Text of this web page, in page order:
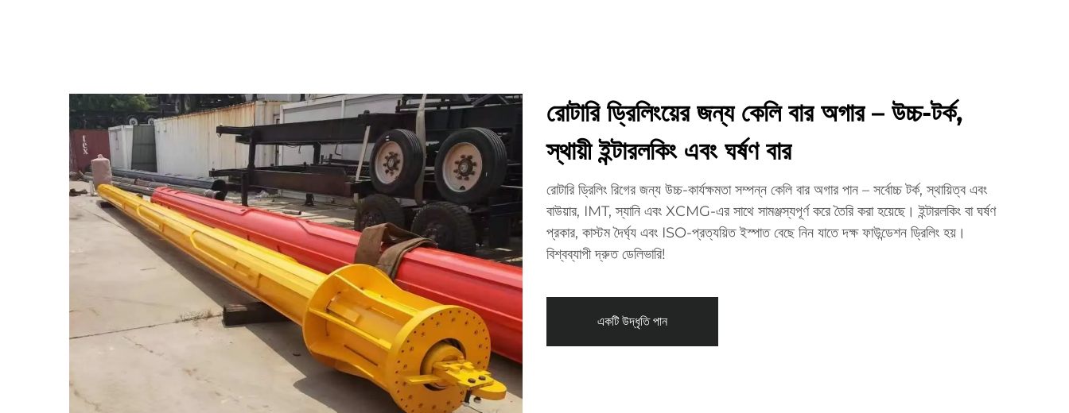
রোটারি ড্রিলিংয়ের জন্য কেলি বার অগার – উচ্চ-টর্ক,
স্থায়ী ইন্টারলকিং এবং ঘর্ষণ বার
রোটারি ড্রিলিং রিগের জন্য উচ্চ-কার্যক্ষমতা সম্পন্ন কেলি বার অগার পান – সর্বোচ্চ টর্ক, স্থায়িত্ব এবং
বাউয়ার, IMT, স্যানি এবং XCMG-এর সাথে সামঞ্জস্যপূর্ণ করে তৈরি করা হয়েছে। ইন্টারলকিং বা ঘর্ষণ
প্রকার, কাস্টম দৈর্ঘ্য এবং ISO-প্রত্যয়িত ইস্পাত বেছে নিন যাতে দক্ষ ফাউন্ডেশন ড্রিলিং হয়।
বিশ্বব্যাপী দ্রুত ডেলিভারি!
একটি উদ্ধৃতি পান